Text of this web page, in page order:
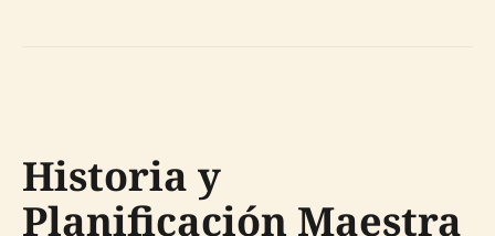
Historia y
Planificación Maestra